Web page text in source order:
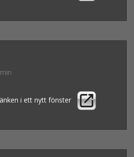
i ett nytt fönster